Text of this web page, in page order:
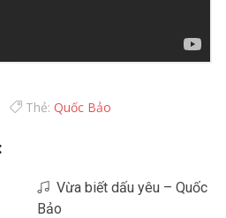
Thẻ: Quốc Bảo
Vừa biết dấu yêu – Quốc
Bảo